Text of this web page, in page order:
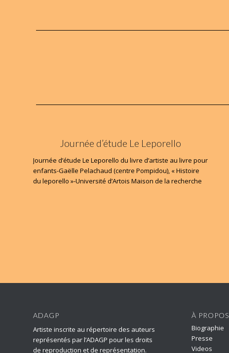
Journée d’étude Le Leporello
Journée d’étude Le Leporello du livre d’artiste au livre pour
enfants-Gaëlle Pelachaud (centre Pompidou), « Histoire
du leporello »-Université d’Artois Maison de la recherche
ADAGP
Artiste inscrite au répertoire des auteurs
représentés par l’ADAGP pour les droits
de reproduction et de représentation.
À PROPOS
Biographie
Presse
Videos